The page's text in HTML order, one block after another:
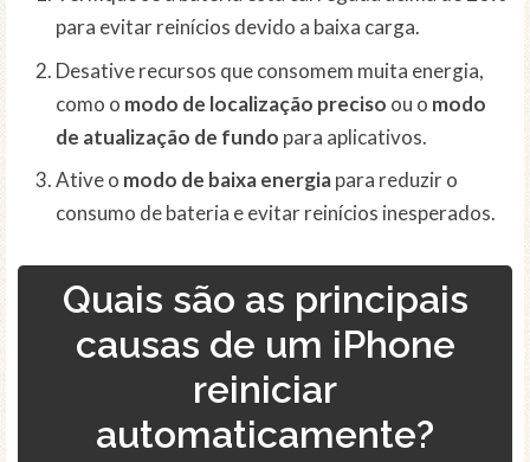
para evitar reinícios devido a baixa carga.
Desative recursos que consomem muita energia,
como o modo de localização preciso ou o modo
de atualização de fundo para aplicativos.
Ative o modo de baixa energiapara reduzir o
consumo de bateria e evitar reinícios inesperados.
Quais são as principais
causas de um iPhone
reiniciar
automaticamente?